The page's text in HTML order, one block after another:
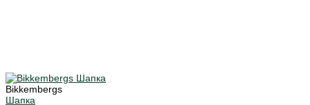
Bikkembergs
Шапка